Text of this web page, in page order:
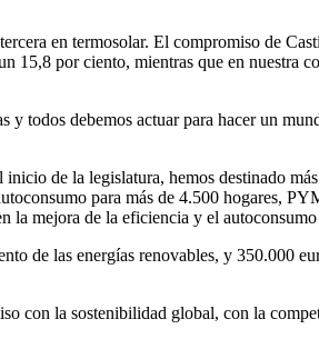
en termosolar. El compromiso de
15,8 por ciento, mientras que en nuestra
y todos debemos actuar para hacer un
de la legislatura, hemos destinado
para más de 4.500 hogares,
la mejora de la eficiencia y el
de las energías renovables, y 350.000
con la sostenibilidad global, con la